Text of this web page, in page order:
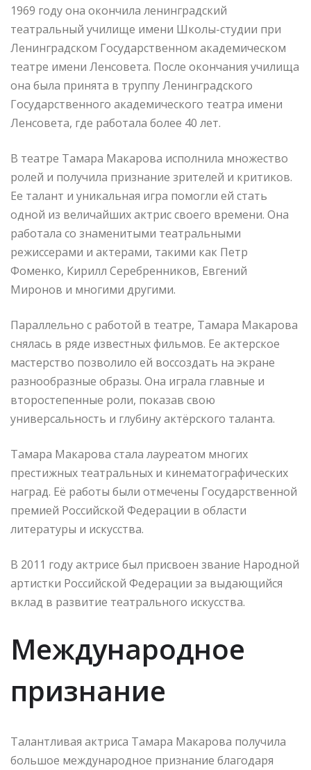
1969 году она окончила ленинградский
театральный училище имени Школы-студии при
Ленинградском Государственном академическом
театре имени Ленсовета. После окончания училища
она была принята в труппу Ленинградского
Государственного академического театра имени
Ленсовета, где работала более 40 лет.
В театре Тамара Макарова исполнила множество
ролей и получила признание зрителей и критиков.
Ее талант и уникальная игра помогли ей стать
одной из величайших актрис своего времени. Она
работала со знаменитыми театральными
режиссерами и актерами, такими как Петр
Фоменко, Кирилл Серебренников, Евгений
Миронов и многими другими.
Параллельно с работой в театре, Тамара Макарова
снялась в ряде известных фильмов. Ее актерское
мастерство позволило ей воссоздать на экране
разнообразные образы. Она играла главные и
второстепенные роли, показав свою
универсальность и глубину актёрского таланта.
Тамара Макарова стала лауреатом многих
престижных театральных и кинематографических
наград. Её работы были отмечены Государственной
премией Российской Федерации в области
литературы и искусства.
В 2011 году актрисе был присвоен звание Народной
артистки Российской Федерации за выдающийся
вклад в развитие театрального искусства.
Международное
признание
Талантливая актриса Тамара Макарова получила
большое международное признание благодаря